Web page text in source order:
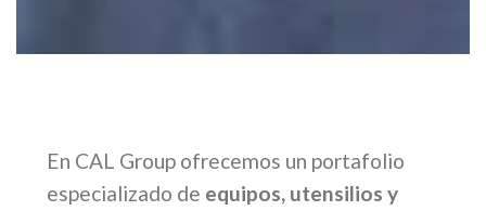
En CAL Group ofrecemos un portafolio
especializado de equipos, utensilios y